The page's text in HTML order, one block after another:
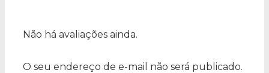
Não há avaliações ainda.
O seu endereço de e-mail não será publicado.